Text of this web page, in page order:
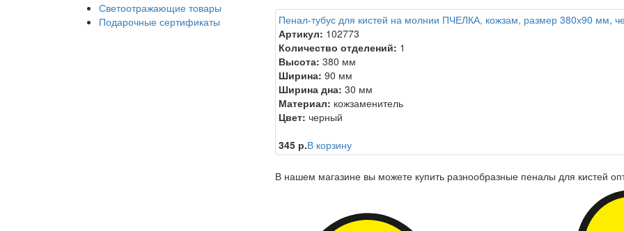
Светоотражающие товары
Подарочные сертификаты
Пенал-тубус для кистей на молнии ПЧЕЛКА, кожзам, размер 380х90 мм,
Артикул: 102773
Количество отделений: 1
Высота: 380 мм
Ширина: 90 мм
Ширина дна: 30 мм
Материал: кожзаменитель
Цвет: черный
345 р.В корзину
В нашем магазине вы можете купить разнообразные пеналы для кистей